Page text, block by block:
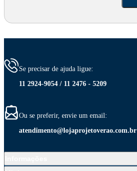
Se precisar de ajuda ligue:
11 2924-9054 / 11 2476 - 5209
Ou se preferir, envie um email:
atendimento@lojaprojetoverao.com.br